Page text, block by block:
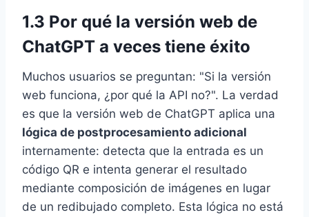
1.3 Por qué la versión web de
ChatGPT a veces tiene éxito
Muchos usuarios se preguntan: "Si la versión
web funciona, ¿por qué la API no?". La verdad
es que la versión web de ChatGPT aplica una
lógica de postprocesamiento adicional
internamente: detecta que la entrada es un
código QR e intenta generar el resultado
mediante composición de imágenes en lugar
de un redibujado completo. Esta lógica no está